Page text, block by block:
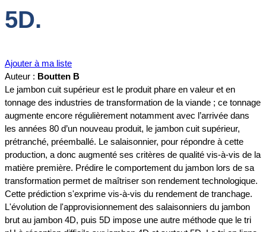
5D.
Ajouter à ma liste
Auteur : Boutten B
Le jambon cuit supérieur est le produit phare en valeur et en
tonnage des industries de transformation de la viande ; ce tonnage
augmente encore régulièrement notamment avec l’arrivée dans
les années 80 d’un nouveau produit, le jambon cuit supérieur,
prétranché, préemballé. Le salaisonnier, pour répondre à cette
production, a donc augmenté ses critères de qualité vis-à-vis de la
matière première. Prédire le comportement du jambon lors de sa
transformation permet de maîtriser son rendement technologique.
Cette prédiction s'exprime vis-à-vis du rendement de tranchage.
L'évolution de l'approvisionnement des salaisonniers du jambon
brut au jambon 4D, puis 5D impose une autre méthode que le tri